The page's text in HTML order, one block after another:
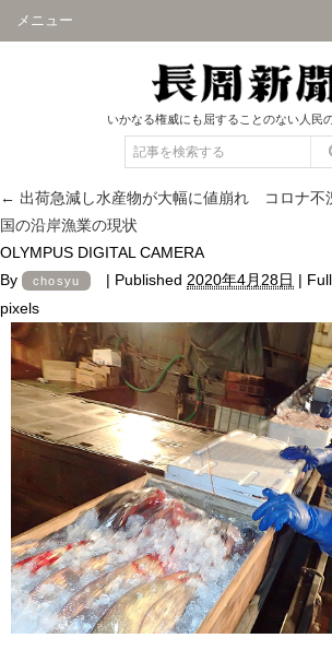
メニュー
いかなる権威にも屈することのない人民
← 出荷急減し水産物が大幅に値崩れ コロナ不
国の沿岸漁業の現状
OLYMPUS DIGITAL CAMERA
By
chosyu | Published 2020年4月28日 |
pixels